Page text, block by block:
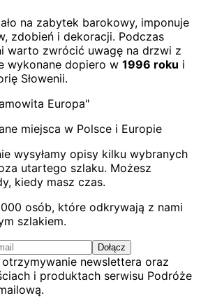
na zabytek barokowy, imponuje
zdobień i dekoracji. Podczas
warto zwrócić uwagę na drzwi z
wykonane dopiero w 1996 roku i
Słowenii.
Europa"
miejsca w Polsce i Europie
wysyłamy opisy kilku wybranych
utartego szlaku. Możesz
kiedy masz czas.
osób, które odkrywają z nami
szlakiem.
Dołącz
newslettera oraz
i produktach serwisu Podróże